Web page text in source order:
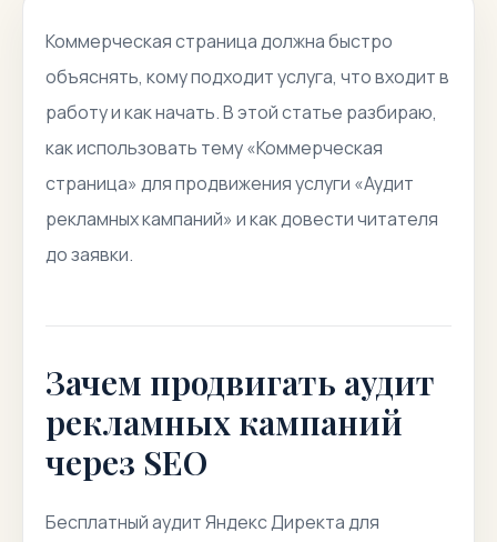
Коммерческая страница должна быстро
объяснять, кому подходит услуга, что входит в
работу и как начать. В этой статье разбираю,
как использовать тему «Коммерческая
страница» для продвижения услуги «Аудит
рекламных кампаний» и как довести читателя
до заявки.
Зачем продвигать аудит
рекламных кампаний
через SEO
Бесплатный аудит Яндекс Директа для